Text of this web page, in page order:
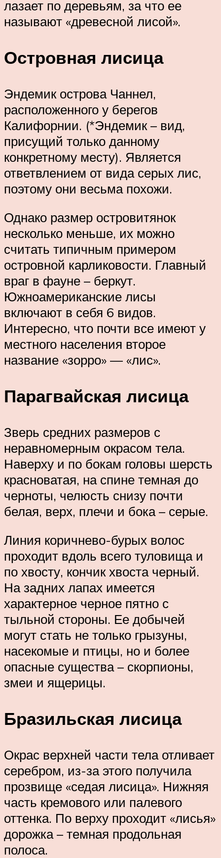
лазает по деревьям, за что ее
называют «древесной лисой».
Островная лисица
Эндемик острова Чаннел,
расположенного у берегов
Калифорнии. (*Эндемик – вид,
присущий только данному
конкретному месту). Является
ответвлением от вида серых лис,
поэтому они весьма похожи.
Однако размер островитянок
несколько меньше, их можно
считать типичным примером
островной карликовости. Главный
враг в фауне – беркут.
Южноамериканские лисы
включают в себя 6 видов.
Интересно, что почти все имеют у
местного населения второе
название «зорро» — «лис».
Парагвайская лисица
Зверь средних размеров с
неравномерным окрасом тела.
Наверху и по бокам головы шерсть
красноватая, на спине темная до
черноты, челюсть снизу почти
белая, верх, плечи и бока – серые.
Линия коричнево-бурых волос
проходит вдоль всего туловища и
по хвосту, кончик хвоста черный.
На задних лапах имеется
характерное черное пятно с
тыльной стороны. Ее добычей
могут стать не только грызуны,
насекомые и птицы, но и более
опасные существа – скорпионы,
змеи и ящерицы.
Бразильская лисица
Окрас верхней части тела отливает
серебром, из-за этого получила
прозвище «седая лисица». Нижняя
часть кремового или палевого
оттенка. По верху проходит «лисья»
дорожка – темная продольная
полоса.